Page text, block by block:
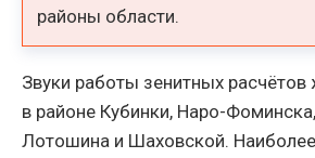
районы области.
Звуки работы зенитных
в районе Кубинки, Наро-
Лотошина и Шаховской.